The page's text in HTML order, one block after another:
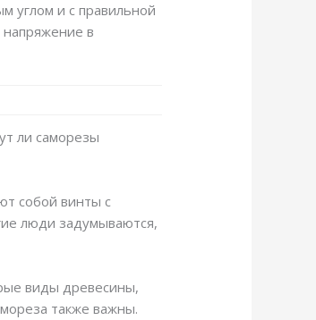
углом и с правильной
в
ли саморезы
собой винты с
люди задумываются,
виды древесины,
также важны.